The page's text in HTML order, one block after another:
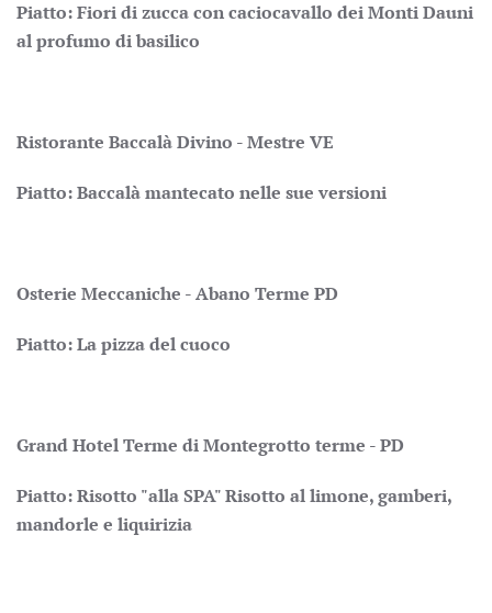
Piatto: Fiori di zucca con caciocavallo dei Monti Dauni
al profumo di basilico
Ristorante Baccalà Divino - Mestre VE
Piatto: Baccalà mantecato nelle sue versioni
Osterie Meccaniche - Abano Terme PD
Piatto: La pizza del cuoco
Grand Hotel Terme di Montegrotto terme - PD
Piatto: Risotto "alla SPA" Risotto al limone, gamberi,
mandorle e liquirizia